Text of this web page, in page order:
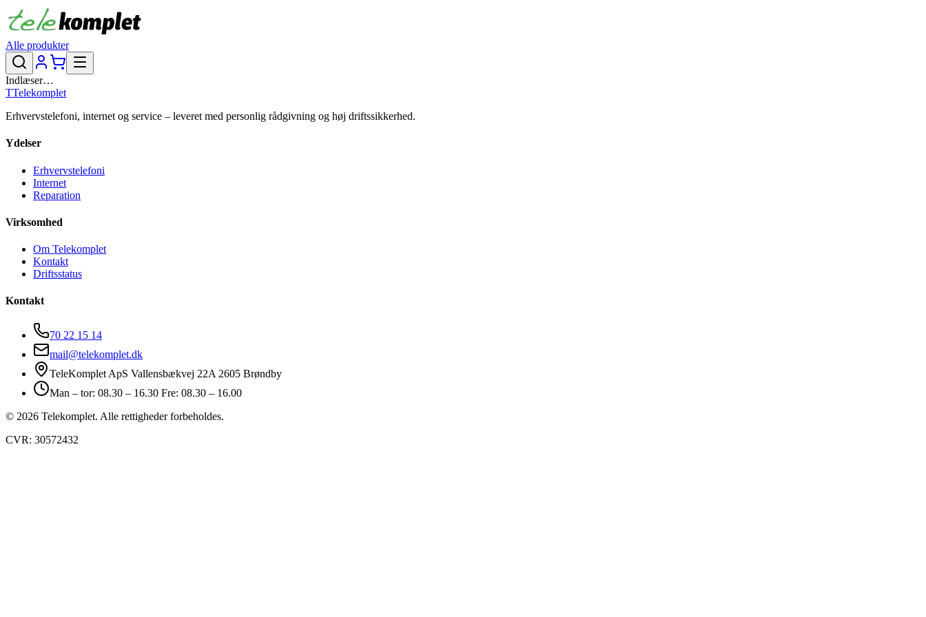
Alle produkter
Indlæser…
TTelekomplet
Erhvervstelefoni, internet og service – leveret med personlig rådgivning og høj driftssikkerhed.
Ydelser
Erhvervstelefoni
Internet
Reparation
Virksomhed
Om Telekomplet
Kontakt
Driftsstatus
Kontakt
70 22 15 14
mail@telekomplet.dk
TeleKomplet ApS Vallensbækvej 22A 2605 Brøndby
Man – tor: 08.30 – 16.30 Fre: 08.30 – 16.00
© 2026 Telekomplet. Alle rettigheder forbeholdes.
CVR: 30572432